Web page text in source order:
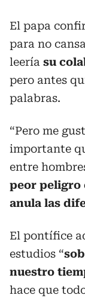
El papa
para no
leería su
pero antes
palabras.
“Pero me
importante
entre
peor peligro
anula las
El pontífice
estudios “
nuestro
hace que